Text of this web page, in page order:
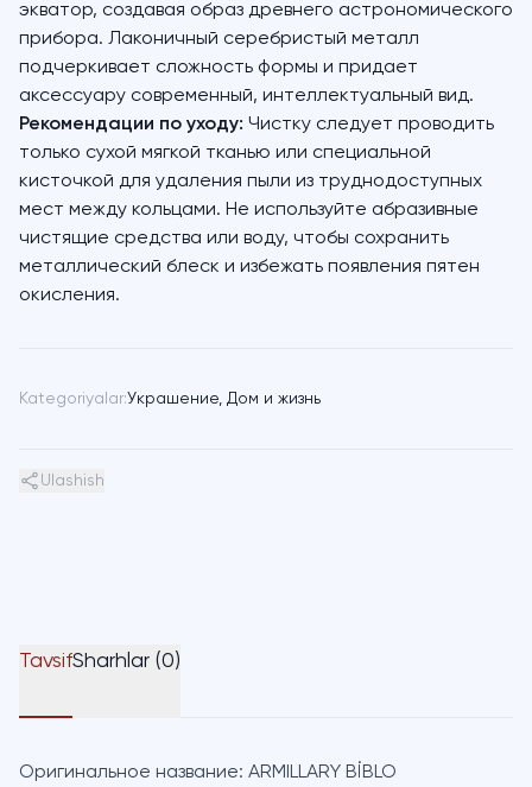
экватор, создавая образ древнего астрономического
прибора. Лаконичный серебристый металл
подчеркивает сложность формы и придает
аксессуару современный, интеллектуальный вид.
Рекомендации по уходу: Чистку следует проводить
только сухой мягкой тканью или специальной
кисточкой для удаления пыли из труднодоступных
мест между кольцами. Не используйте абразивные
чистящие средства или воду, чтобы сохранить
металлический блеск и избежать появления пятен
окисления.
Kategoriyalar:Украшение, Дом и жизнь
Ulashish
TavsifSharhlar (0)
Оригинальное название: ARMILLARY BİBLO